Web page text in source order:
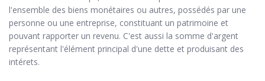
l'ensemble des biens monétaires ou autres, possédés par une
personne ou une entreprise, constituant un patrimoine et
pouvant rapporter un revenu. C'est aussi la somme d'argent
représentant l'élément principal d'une dette et produisant des
intérets.